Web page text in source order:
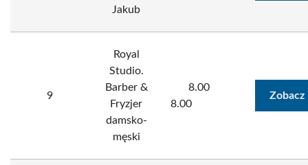
Jakub
9
Royal
Studio.
Barber &
Fryzjer
damsko-
męski
8.00
8.00
Zobacz